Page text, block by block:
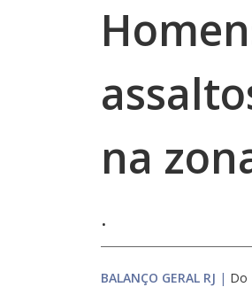
na
.
BALANÇO GERAL RJ | Do